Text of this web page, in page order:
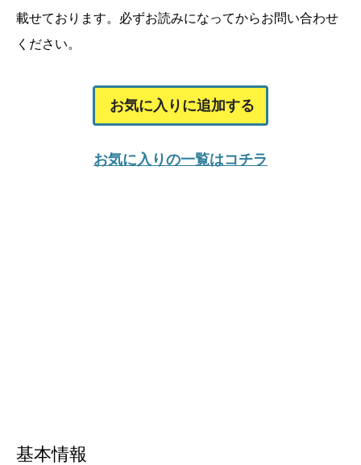
載せております。 必ずお読みになってからお問い合わせ
ください。
お気に入りに追加する
お気に入りの一覧はコチラ
基本情報